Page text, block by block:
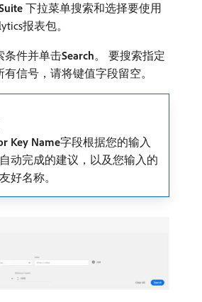
​下拉菜单搜索和选择要使用
报表包。
条件并单击​Search。 要搜索指定
信号，请将键值字段留空。
Key Name​字段根据您的输入
动完成的建议，以及您输入的
好名称。